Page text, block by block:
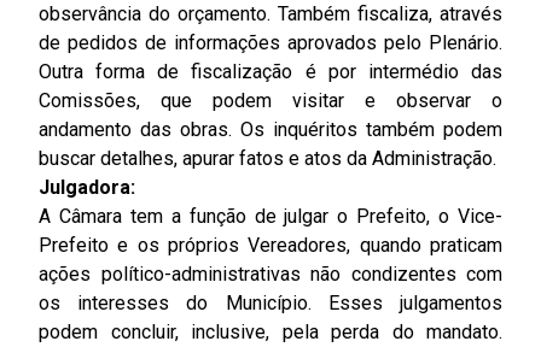
observância do orçamento. Também fiscaliza, através
de pedidos de informações aprovados pelo Plenário.
Outra forma de fiscalização é por intermédio das
Comissões, que podem visitar e observar o
andamento das obras. Os inquéritos também podem
buscar detalhes, apurar fatos e atos da Administração.
Julgadora:
A Câmara tem a função de julgar o Prefeito, o Vice-
Prefeito e os próprios Vereadores, quando praticam
ações político-administrativas não condizentes com
os interesses do Município. Esses julgamentos
podem concluir, inclusive, pela perda do mandato.